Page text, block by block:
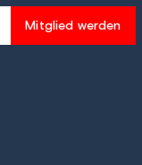
Mitglied werden